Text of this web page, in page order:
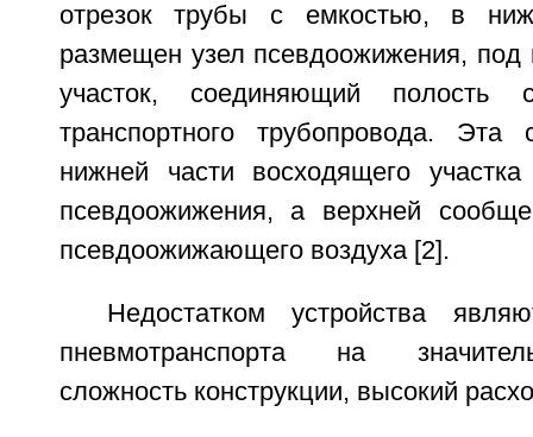
отрезок трубы с емкостью, в
размещен узел псевдоожижения, под
участок, соединяющий полость
транспортного трубопровода.
нижней части восходящего
псевдоожижения, а верхней
псевдоожижающего воздуха [2].
Недостатком устройства
пневмотранспорта на
сложность конструкции, высокий